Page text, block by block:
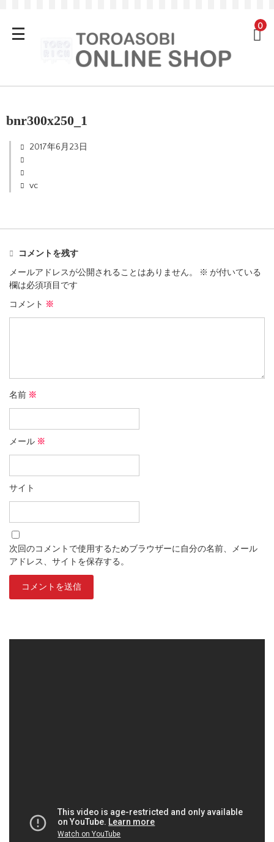
0
bnr300x250_1
2017年6月23日
vc
コメントを残す
メールアドレスが公開されることはありません。
※ が付いている
欄は必須項目です
コメント ※
名前 ※
メール ※
サイト
次回のコメントで使用するためブラウザーに自分の名前、メール
アドレス、サイトを保存する。